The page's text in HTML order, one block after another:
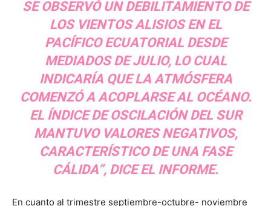
SE OBSERVÓ UN DEBILITAMIENTO DE
LOS VIENTOS ALISIOS EN EL
PACÍFICO ECUATORIAL DESDE
MEDIADOS DE JULIO, LO CUAL
INDICARÍA QUE LA ATMÓSFERA
COMENZÓ A ACOPLARSE AL OCÉANO.
EL ÍNDICE DE OSCILACIÓN DEL SUR
MANTUVO VALORES NEGATIVOS,
CARACTERÍSTICO DE UNA FASE
CÁLIDA”, DICE EL INFORME.
En cuanto al trimestre septiembre-octubre- noviembre